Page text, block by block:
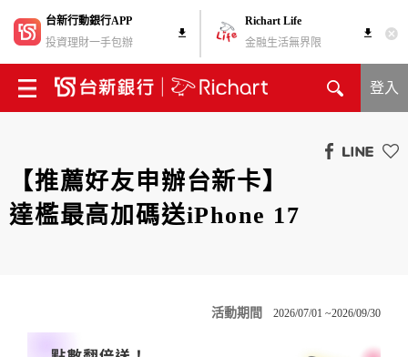
台新行動銀行APP
投資理財一手包辦
Richart Life
金融生活無界限
登入
【推薦好友申辦台新卡】
達檻最高加碼送iPhone 17
活動期間 2026/07/01 ~2026/09/30